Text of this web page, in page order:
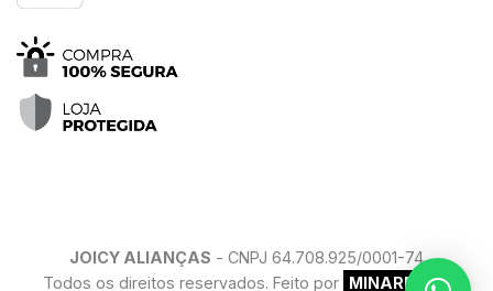
JOICY ALIANÇAS - CNPJ 64.708.925/0001-74
Todos os direitos reservados. Feito por MINARELLO